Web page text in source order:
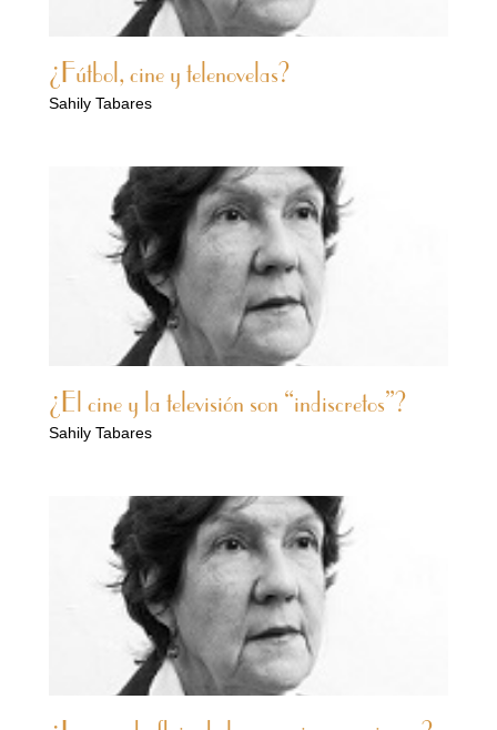
¿Fútbol, cine y telenovelas?
Sahily Tabares
¿El cine y la televisión son “indiscretos”?
Sahily Tabares